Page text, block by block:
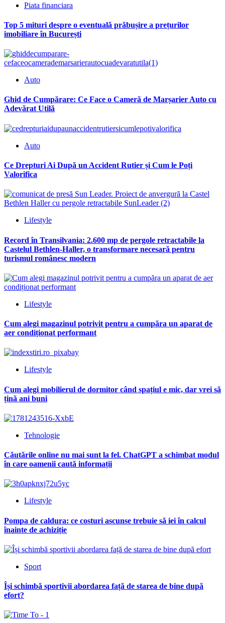
Piata financiara
Top 5 mituri despre o eventuală prăbușire a prețurilor
imobiliare în București
Auto
Ghid de Cumpărare: Ce Face o Cameră de Marșarier Auto cu
Adevărat Utilă
Auto
Ce Drepturi Ai După un Accident Rutier și Cum le Poți
Valorifica
Lifestyle
Record în Transilvania: 2.600 mp de pergole retractabile la
Castelul Bethlen-Haller, o transformare necesară pentru
turismul românesc modern
Lifestyle
Cum alegi magazinul potrivit pentru a cumpăra un aparat de
aer condiționat performant
Lifestyle
Cum alegi mobilierul de dormitor când spațiul e mic, dar vrei să
țină ani buni
Tehnologie
Căutările online nu mai sunt la fel. ChatGPT a schimbat modul
în care oamenii caută informații
Lifestyle
Pompa de caldura: ce costuri ascunse trebuie să iei în calcul
înainte de achiziție
Sport
Își schimbă sportivii abordarea față de starea de bine după
efort?